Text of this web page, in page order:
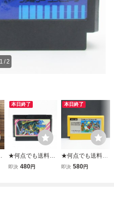
1 /2
本日終了
★何点でも送料１
８５円★ ドラゴン
即決 480円
本日終了
★何点でも送料１
８５円★ スーパー
即決 580円